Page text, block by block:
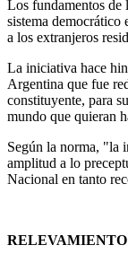
Los fundamentos de
sistema democrático
a los extranjeros
La iniciativa hace
Argentina que fue
constituyente, para
mundo que quieran
Según la norma, "la
amplitud a lo
Nacional en tanto